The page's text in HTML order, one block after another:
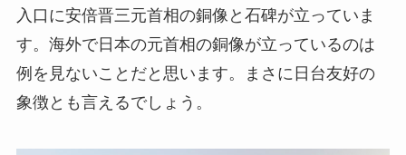
入口に安倍晋三元首相の銅像と石碑が立っていま
す。海外で日本の元首相の銅像が立っているのは
例を見ないことだと思います。まさに日台友好の
象徴とも言えるでしょう。